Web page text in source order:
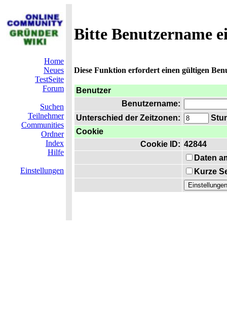
Bitte Benutzername
Home
Neues
TestSeite
Forum
Suchen
Teilnehmer
Communities
Ordner
Index
Hilfe
Einstellungen
Diese Funktion erfordert einen gültigen
Benutzer
Benutzername:
Unterschied der Zeitzonen:
Cookie
Cookie ID: 42844
Daten
Kurze